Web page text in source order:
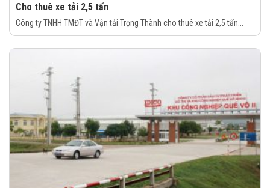
Cho thuê xe tải 2,5 tấn
Công ty TNHH TMĐT và Vận tải Trọng Thành cho thuê xe tải 2,5 tấn...